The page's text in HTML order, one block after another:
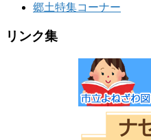
郷土特集コーナー
リンク集